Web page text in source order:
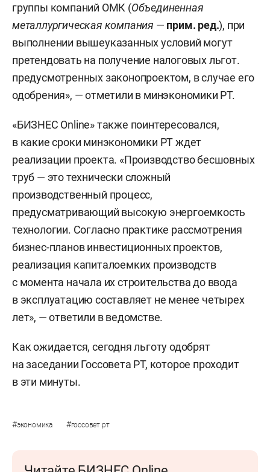
группы компаний ОМК (Объединенная
металлургическая компания — прим. ред.), при
выполнении вышеуказанных условий могут
претендовать на получение налоговых льгот.
предусмотренных законопроектом, в случае его
одобрения», — отметили в минэкономики РТ.
«БИЗНЕС Online» также поинтересовался,
в какие сроки минэкономики РТ ждет
реализации проекта. «Производство бесшовных
труб — это технически сложный
производственный процесс,
предусматривающий высокую энергоемкость
технологии. Согласно практике рассмотрения
бизнес-планов инвестиционных проектов,
реализация капиталоемких производств
с момента начала их строительства до ввода
в эксплуатацию составляет не менее четырех
лет», — ответили в ведомстве.
Как ожидается, сегодня льготу одобрят
на заседании Госсовета РТ, которое проходит
в эти минуты.
#экономика #госсовет рт